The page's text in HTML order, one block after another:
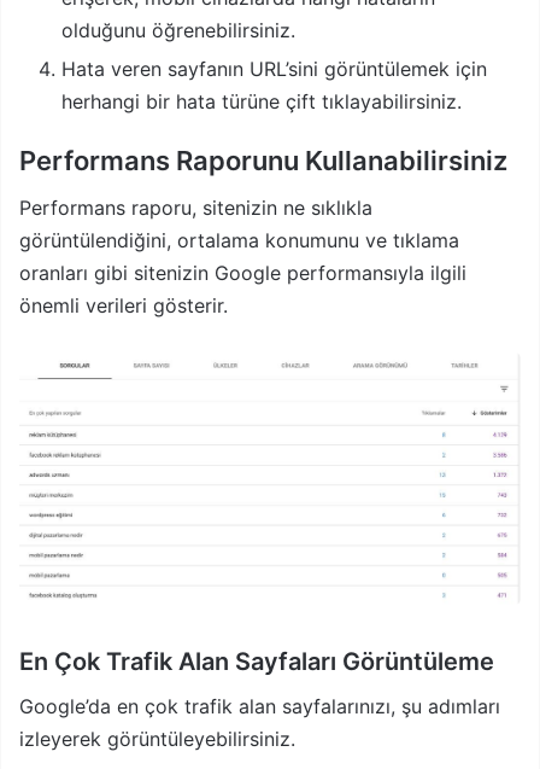
olduğunu öğrenebilirsiniz.
Hata veren sayfanın URL’sini görüntülemek için
herhangi bir hata türüne çift tıklayabilirsiniz.
Performans Raporunu Kullanabilirsiniz
Performans raporu, sitenizin ne sıklıkla
görüntülendiğini, ortalama konumunu ve tıklama
oranları gibi sitenizin Google performansıyla ilgili
önemli verileri gösterir.
En Çok Trafik Alan Sayfaları Görüntüleme
Google’da en çok trafik alan sayfalarınızı, şu adımları
izleyerek görüntüleyebilirsiniz.